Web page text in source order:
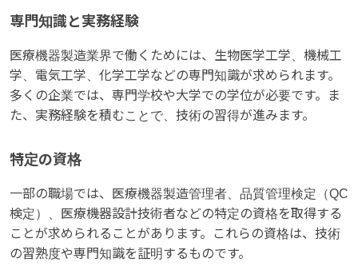
専門知識と実務経験
医療機器製造業界で働くためには、生物医学工学、機械工
学、電気工学、化学工学などの専門知識が求められます。
多くの企業では、専門学校や大学での学位が必要です。ま
た、実務経験を積むことで、技術の習得が進みます。
特定の資格
一部の職場では、医療機器製造管理者、品質管理検定（QC
検定）、医療機器設計技術者などの特定の資格を取得する
ことが求められることがあります。これらの資格は、技術
の習熟度や専門知識を証明するものです。